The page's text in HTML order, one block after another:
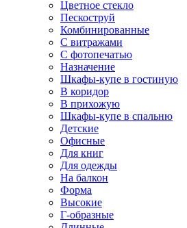
Цветное стекло
Пескоструй
Комбинированные
С витражами
С фотопечатью
Назначение
Шкафы-купе в гостиную
В коридор
В прихожую
Шкафы-купе в спальню
Детские
Офисные
Для книг
Для одежды
На балкон
Форма
Высокие
Г-образные